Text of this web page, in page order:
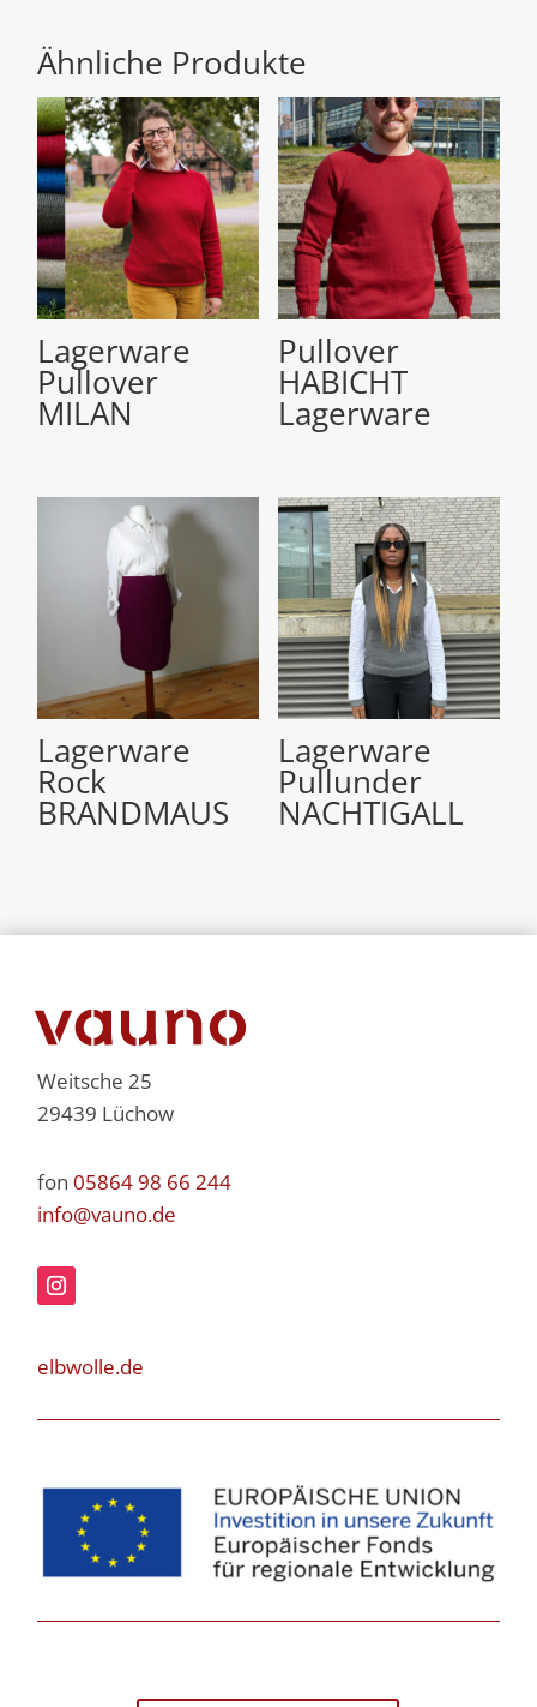
Ähnliche Produkte
Lagerware
Pullover
MILAN
Pullover
HABICHT
Lagerware
Lagerware
Rock
BRANDMAUS
Lagerware
Pullunder
NACHTIGALL
Weitsche 25
29439 Lüchow
fon05864 98 66 244
info@vauno.de
elbwolle.de